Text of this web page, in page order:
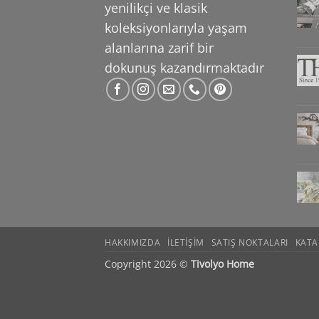
yenilikçi ve klasik
koleksiyonlarıyla yaşam
alanlarına zarif bir
dokunuş kazandırmaktadır
HAKKIMIZDA ILETIŞIM SATIŞ NOKTALARI
Copyright 2026 © Tivolyo Home